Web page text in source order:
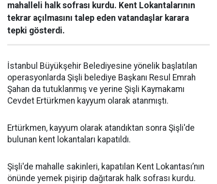
mahalleli halk sofrası kurdu. Kent Lokantalarının
tekrar açılmasını talep eden vatandaşlar karara
tepki gösterdi.
İstanbul Büyükşehir Belediyesine yönelik başlatılan
operasyonlarda Şişli belediye Başkanı Resul Emrah
Şahan da tutuklanmış ve yerine Şişli Kaymakamı
Cevdet Ertürkmen kayyum olarak atanmıştı.
Ertürkmen, kayyum olarak atandıktan sonra Şişli'de
bulunan kent lokantaları kapatıldı.
Şişli'de mahalle sakinleri, kapatılan Kent Lokantası’nın
önünde yemek pişirip dağıtarak halk sofrası kurdu.